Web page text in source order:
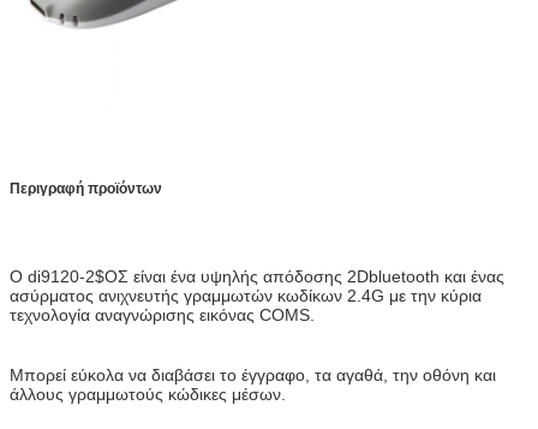
Περιγραφή προϊόντων
Ο di9120-2$ΟΣ είναι ένα υψηλής απόδοσης 2Dbluetooth και ένας
ασύρματος ανιχνευτής γραμμωτών κωδίκων 2.4G με την κύρια
τεχνολογία αναγνώρισης εικόνας COMS.
Μπορεί εύκολα να διαβάσει το έγγραφο, τα αγαθά, την οθόνη και
άλλους γραμμωτούς κώδικες μέσων.